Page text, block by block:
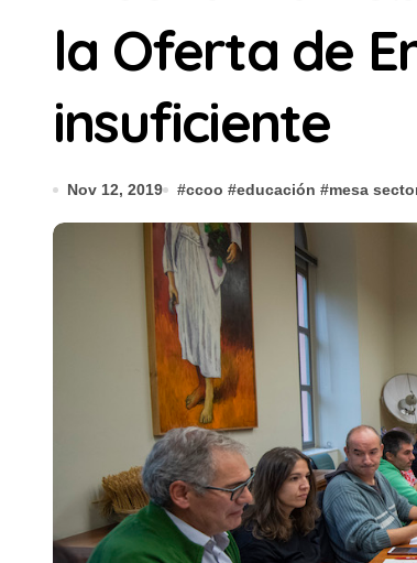
la Oferta de
insuficiente
Nov 12, 2019 #ccoo #educación #mesa